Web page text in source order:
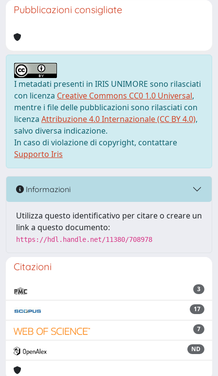
Pubblicazioni consigliate
I metadati presenti in IRIS UNIMORE sono rilasciati
con licenza Creative Commons CC0 1.0 Universal,
mentre i file delle pubblicazioni sono rilasciati con
licenza Attribuzione 4.0 Internazionale (CC BY 4.0),
salvo diversa indicazione.
In caso di violazione di copyright, contattare
Supporto Iris
Informazioni
Utilizza questo identificativo per citare o creare un
link a questo documento:
https://hdl.handle.net/11380/708978
Citazioni
3
17
7
ND